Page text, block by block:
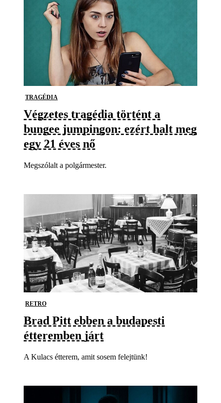
TRAGÉDIA
Végzetes tragédia történt a
bungee jumpingon: ezért halt meg
egy 21 éves nő
Megszólalt a polgármester.
RETRO
Brad Pitt ebben a budapesti
étteremben járt
A Kulacs étterem, amit sosem felejtünk!